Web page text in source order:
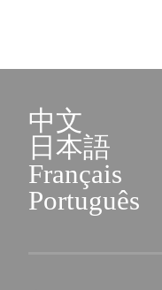
中文
日本語
Français
Português